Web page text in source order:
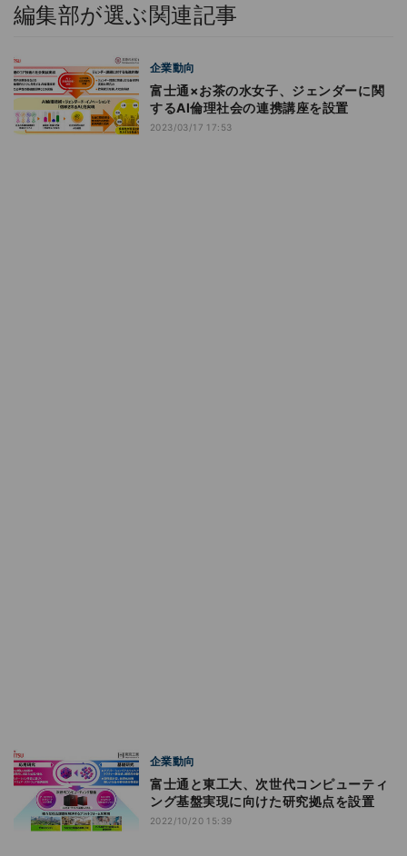
編集部が選ぶ関連記事
企業動向
富士通×お茶の水女子、ジェンダーに関
するAI倫理社会の連携講座を設置
2023/03/17 17:53
企業動向
富士通と東工大、次世代コンピューティ
ング基盤実現に向けた研究拠点を設置
2022/10/20 15:39